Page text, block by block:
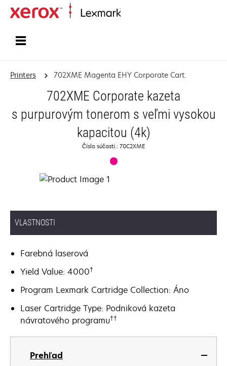
Printers 702XME Magenta EHY Corporate Cart.
702XME Corporate kazeta
s purpurovým tonerom s veľmi vysokou
kapacitou (4k)
Číslo súčasti.: 70C2XME
VLASTNOSTI
Farebná laserová
Yield Value: 4000†
Program Lexmark Cartridge Collection: Áno
Laser Cartridge Type: Podniková kazeta
návratového programu††
Prehľad